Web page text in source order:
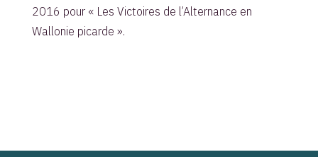
2016 pour « Les Victoires de l’Alternance en
Wallonie picarde ».